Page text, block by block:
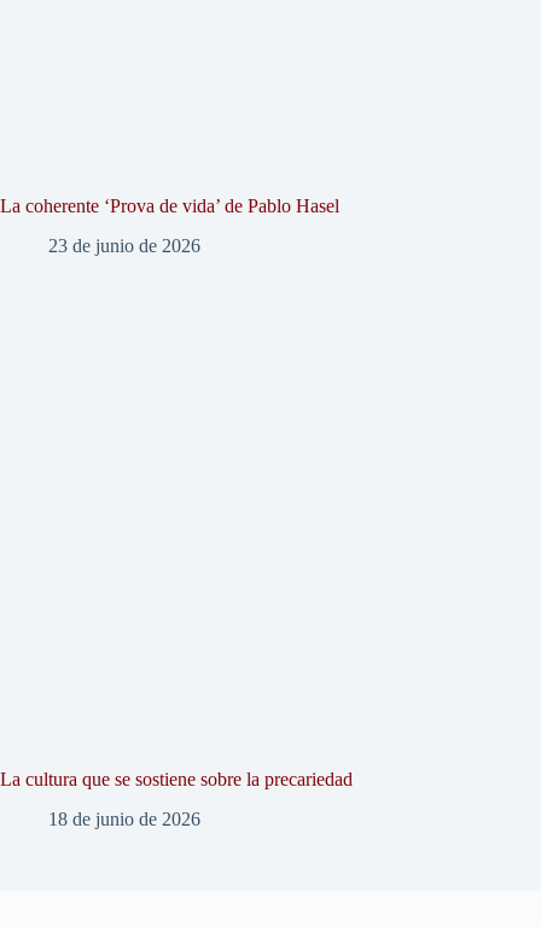
La coherente ‘Prova de vida’ de Pablo Hasel
23 de junio de 2026
La cultura que se sostiene sobre la precariedad
18 de junio de 2026